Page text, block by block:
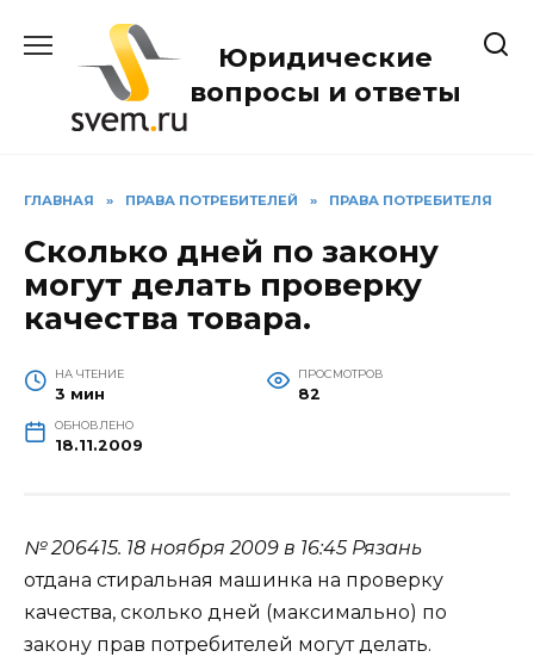
содержанию
Юридические
вопросы и ответы
ГЛАВНАЯ » ПРАВА ПОТРЕБИТЕЛЕЙ » ПРАВА ПОТРЕБИТЕЛЯ
Сколько дней по закону
могут делать проверку
качества товара.
НА ЧТЕНИЕ
3 мин
ПРОСМОТРОВ
82
ОБНОВЛЕНО
18.11.2009
№ 206415. 18 ноября 2009 в 16:45 Рязань
отдана стиральная машинка на проверку
качества, сколько дней (максимально) по
закону прав потребителей могут делать.